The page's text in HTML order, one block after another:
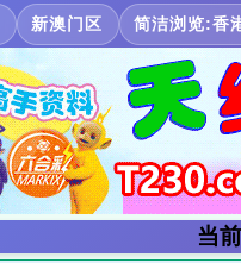
新澳门区 简洁浏览:香
当